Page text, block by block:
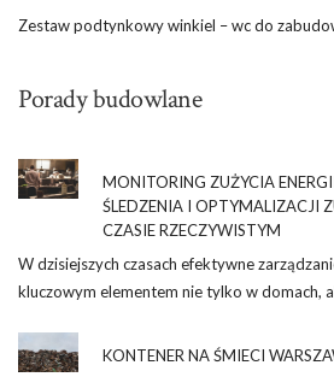
Zestaw podtynkowy winkiel – wc do
Porady budowlane
MONITORING ZUŻYCIA
ŚLEDZENIA I OPTYMALIZACJI
CZASIE RZECZYWISTYM
W dzisiejszych czasach efektywne
kluczowym elementem nie tylko w domach,
KONTENER NA ŚMIECI